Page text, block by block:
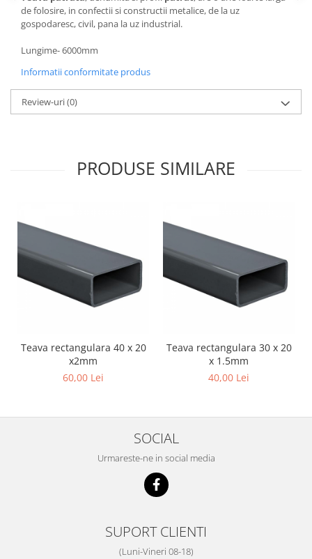
de folosire, in confectii si constructii metalice, de la uz
gospodaresc, civil, pana la uz industrial.
Lungime- 6000mm
Informatii conformitate produs
Review-uri(0)
PRODUSE SIMILARE
Teava rectangulara 40 x 20
x2mm
60,00 Lei
Teava rectangulara 30 x 20
x 1.5mm
40,00 Lei
SOCIAL
Urmareste-ne in social media
SUPORT CLIENTI
(Luni-Vineri 08-18)